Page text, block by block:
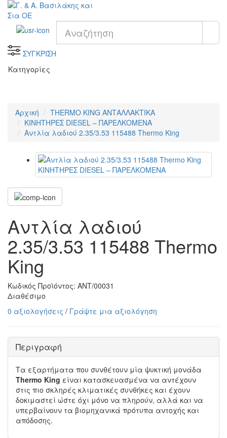
ΣΥΓΚΡΙΣΗ
Κατηγορίες
Αρχική
THERMO KING ΑΝΤΑΛΛΑΚΤΙΚΑ
KΙΝΗΤΗΡΕΣ DIESEL – ΠΑΡΕΛΚΟΜΕΝΑ
Αντλία λαδιού 2.35/3.53 115488 Thermo King
Αντλία λαδιού
2.35/3.53 115488 Thermo
King
Κωδικός Προϊόντος: ΑΝΤ/00031
Διαθέσιμο
0 αξιολογήσεις / Γράψτε μια αξιολόγηση
Περιγραφή
Τα εξαρτήματα που συνθέτουν μία ψυκτική μονάδα
Thermo King είναι κατασκευασμένα να αντέχουν
στις πιο σκληρές κλιματικές συνθήκες και έχουν
δοκιμαστεί ώστε όχι μόνο να πληρούν, αλλά και να
υπερβαίνουν τα βιομηχανικά πρότυπα αντοχής και
απόδοσης.